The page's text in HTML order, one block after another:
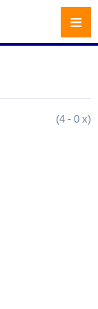
(4 - 0 x)
≡